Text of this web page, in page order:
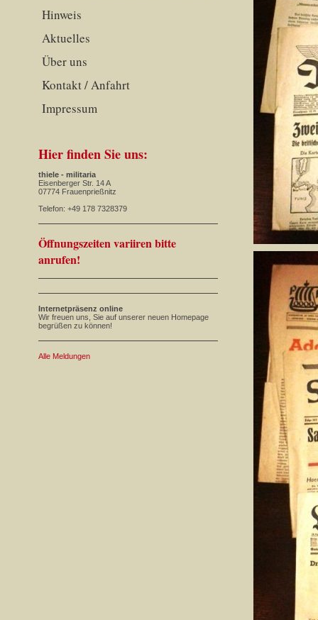
Hinweis
Aktuelles
Über uns
Kontakt / Anfahrt
Impressum
Hier finden Sie uns:
thiele - militaria
Eisenberger Str. 14 A
07774 Frauenprießnitz
Telefon: +49 178 7328379
Öffnungszeiten variiren bitte
anrufen!
Internetpräsenz online
Wir freuen uns, Sie auf unserer neuen Homepage
begrüßen zu können!
Alle Meldungen